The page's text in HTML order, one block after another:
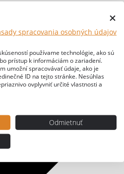
spracovania osobných údajov
používame technológie, ako sú
prístup k informáciám o zariadení.
umožní spracovávať údaje, ako je
ID na tejto stránke. Nesúhlas
ovplyvniť určité vlastnosti a
Odmietnuť